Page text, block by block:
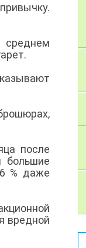
после
большие
% даже
вредной